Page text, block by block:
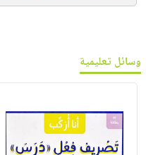
وسائل تعليمية